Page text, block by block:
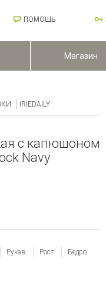
IRIEDAILY
с капюшоном
Navy
Рукав Рост Бедро
ПОМОЩЬ
Магазин